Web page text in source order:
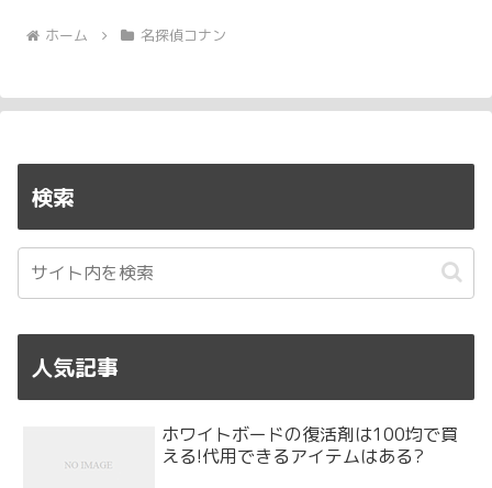
ホーム 名探偵コナン
検索
人気記事
ホワイトボードの復活剤は100均で買
える!代用できるアイテムはある?